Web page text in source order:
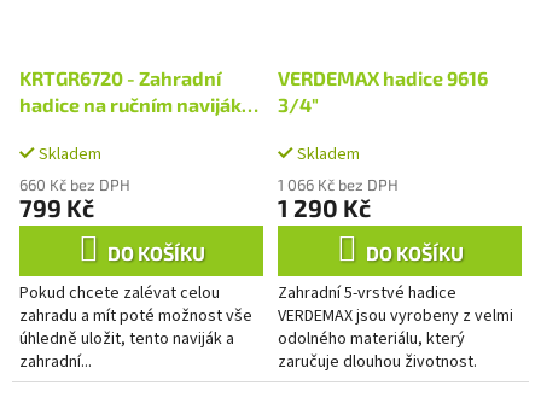
KRTGR6720 - Zahradní
hadice na ručním navijáku
Skladem
660 Kč bez DPH
799 Kč
DO KOŠÍKU
Pokud chcete zalévat celou
zahradu a mít poté možnost vše
úhledně uložit, tento naviják a
zahradní...
VERDEMAX hadice 9616
3/4"
Skladem
1 066 Kč bez DPH
1 290 Kč
DO KOŠÍKU
Zahradní 5-vrstvé hadice
VERDEMAX jsou vyrobeny z velmi
odolného materiálu, který
zaručuje dlouhou životnost.
Zahradní 5-vrstvé hadice